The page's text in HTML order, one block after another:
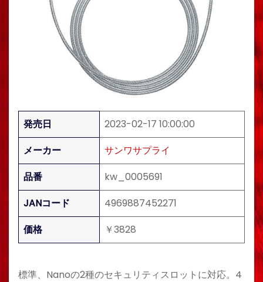
発売日
2023-02-17 10:00:00
メーカー
サンワサプライ
品番
kw_0005691
JANコード
4969887452271
価格
￥3828
標準、Nanoの2種のセキュリティスロットに対応。4